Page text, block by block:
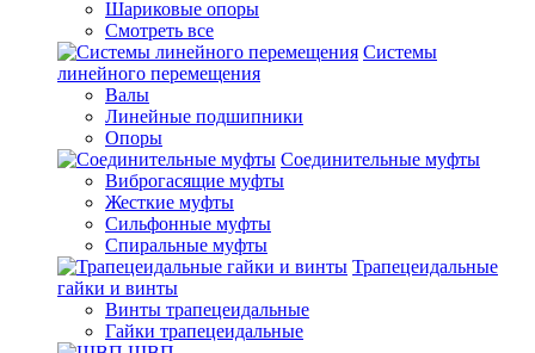
Шариковые опоры
Смотреть все
Системы
линейного перемещения
Валы
Линейные подшипники
Опоры
Соединительные муфты
Виброгасящие муфты
Жесткие муфты
Сильфонные муфты
Спиральные муфты
Трапецеидальные
гайки и винты
Винты трапецеидальные
Гайки трапецеидальные